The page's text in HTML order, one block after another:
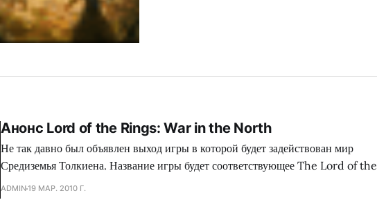
Анонс Lord of the Rings: War in the North
Не так давно был объявлен выход игры в которой будет задействован мир
Средиземья Толкиена. Название игры будет соответствующее The Lord of the
Rings: War in the North. Поиграть в игру можно будет на таких платформах,
ADMIN19 МАР. 2010 Г.